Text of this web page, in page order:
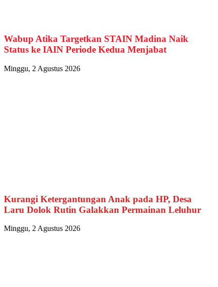
Wabup Atika Targetkan STAIN Madina Naik
Status ke IAIN Periode Kedua Menjabat
Minggu, 2 Agustus 2026
Kurangi Ketergantungan Anak pada HP, Desa
Laru Dolok Rutin Galakkan Permainan Leluhur
Minggu, 2 Agustus 2026